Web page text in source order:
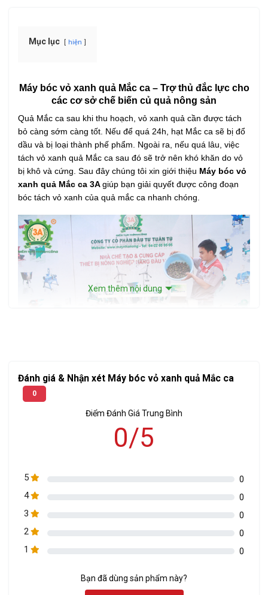
Mục lục hiện
Máy bóc vỏ xanh quả Mắc ca – Trợ thủ đắc lực cho
các cơ sở chế biến củ quả nông sản
Quả Mắc ca sau khi thu hoạch, vỏ xanh quả cần được tách
bỏ càng sớm càng tốt. Nếu để quá 24h, hạt Mắc ca sẽ bị đổ
dầu và bị loại thành phế phẩm. Ngoài ra, nếu quá lâu, việc
tách vỏ xanh quả Mắc ca sau đó sẽ trở nên khó khăn do vỏ
bị khô và cứng. Sau đây chúng tôi xin giới thiệu Máy bóc vỏ
xanh quả Mắc ca 3Agiúp bạn giải quyết được công đoạn
bóc tách vỏ xanh của quả mắc ca nhanh chóng.
được đưa vào phễu nạp, trục xoắn sẽ quay đồng thời di
chuyển hạt mắc ca đến hệ thống dây xích. Dưới lực nén của
Xem thêm nội dung
Đánh giá & Nhận xét Máy bóc vỏ xanh quả Mắc ca
0
Điểm Đánh Giá Trung Bình
0/5
5 0
4 0
3 0
2 0
1 0
Bạn đã dùng sản phẩm này?